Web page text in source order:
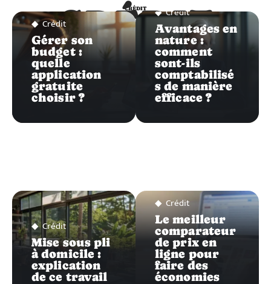
CRÉDIT
CRÉDIT
Crédit
Gérer son
budget :
quelle
application
gratuite
choisir ?
Crédit
Mise sous pli
à domicile :
explication
de ce travail
Crédit
Avantages en
nature :
comment
sont-ils
comptabilisé
s de manière
efficace ?
Crédit
Le meilleur
comparateur
de prix en
ligne pour
faire des
économies